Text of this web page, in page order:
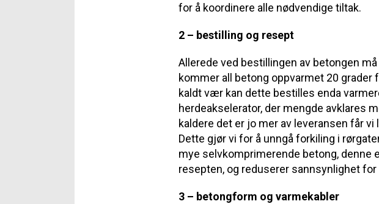
for å koordinere alle nødvendige tiltak.
2 – bestilling og resept
Allerede ved bestillingen av betongen
kommer all betong oppvarmet 20 grader
kaldt vær kan dette bestilles enda
herdeakselerator, der mengde avklares
kaldere det er jo mer av leveransen får
Dette gjør vi for å unngå forkiling i
mye selvkomprimerende betong, denne
resepten, og reduserer sannsynlighet
3 – betongform og varmekabler